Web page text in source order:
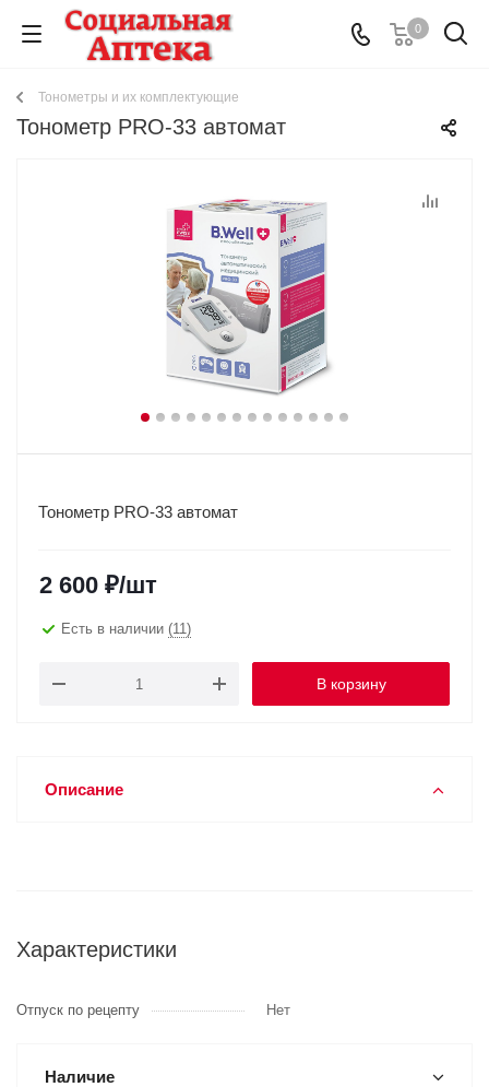
0
Тонометры и их комплектующие
Тонометр PRO-33 автомат
Тонометр PRO-33 автомат
2 600 ₽/шт
Есть в наличии (11)
В корзину
Описание
Характеристики
Отпуск по рецепту Нет
Наличие